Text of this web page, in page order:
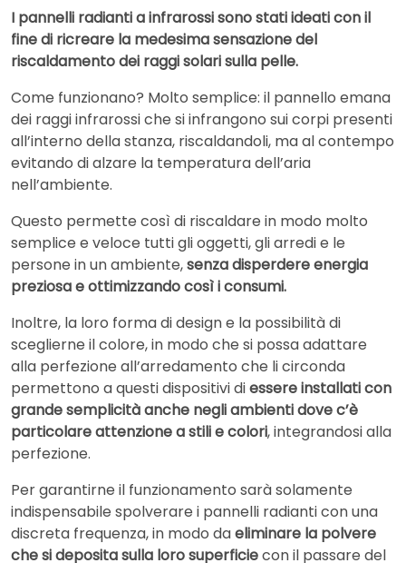
I pannelli radianti a infrarossi sono stati ideati con il
fine di ricreare la medesima sensazione del
riscaldamento dei raggi solari sulla pelle.
Come funzionano? Molto semplice: il pannello emana
dei raggi infrarossi che si infrangono sui corpi presenti
all’interno della stanza, riscaldandoli, ma al contempo
evitando di alzare la temperatura dell’aria
nell’ambiente.
Questo permette così di riscaldare in modo molto
semplice e veloce tutti gli oggetti, gli arredi e le
persone in un ambiente,senza disperdere energia
preziosa e ottimizzando così i consumi.
Inoltre, la loro forma di design e la possibilità di
sceglierne il colore, in modo che si possa adattare
alla perfezione all’arredamento che li circonda
permettono a questi dispositivi diessere installati con
grande semplicità anche negli ambienti dove c’è
particolare attenzione a stili e colori, integrandosi alla
perfezione.
Per garantirne il funzionamento sarà solamente
indispensabile spolverare i pannelli radianti con una
discreta frequenza, in modo daeliminare la polvere
che si deposita sulla loro superficiecon il passare del